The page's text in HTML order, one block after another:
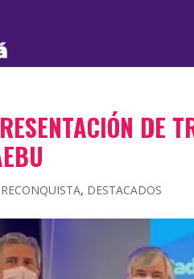
DE
, DESTACADOS